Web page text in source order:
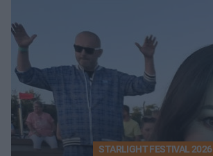
STARLIGHT FESTIVAL 2026